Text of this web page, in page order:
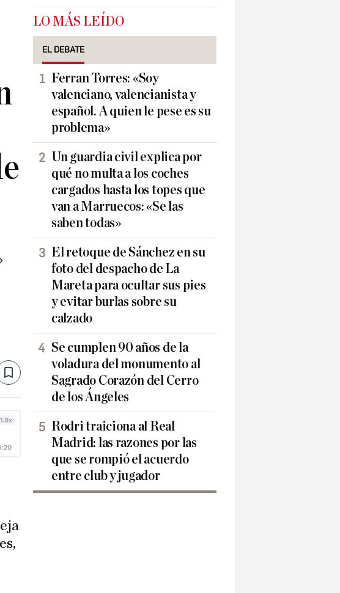
Save
LO MÁS LEÍDO
EL DEBATE
Ferran Torres: «Soy
valenciano, valencianista y
español. A quien le pese es su
problema»
Un guardia civil explica por
qué no multa a los coches
cargados hasta los topes que
van a Marruecos: «Se las
saben todas»
El retoque de Sánchez en su
foto del despacho de La
Mareta para ocultar sus pies
y evitar burlas sobre su
calzado
Se cumplen 90 años de la
voladura del monumento al
Sagrado Corazón del Cerro
de los Ángeles
Rodri traiciona al Real
Madrid: las razones por las
que se rompió el acuerdo
entre club y jugador